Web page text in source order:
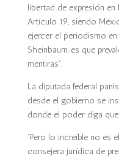
libertad de expresión
Artículo 19, siendo
ejercer el periodismo
Sheinbaum, es que
mentiras”.
La diputada federal
desde el gobierno se
donde el poder diga
“Pero lo increíble no es
consejera jurídica de